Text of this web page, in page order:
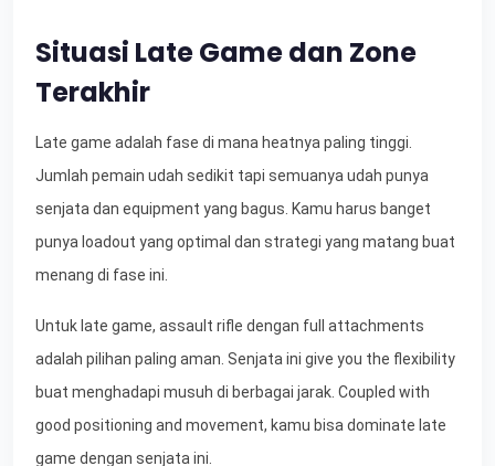
Situasi Late Game dan Zone
Terakhir
Late game adalah fase di mana heatnya paling tinggi.
Jumlah pemain udah sedikit tapi semuanya udah punya
senjata dan equipment yang bagus. Kamu harus banget
punya loadout yang optimal dan strategi yang matang buat
menang di fase ini.
Untuk late game, assault rifle dengan full attachments
adalah pilihan paling aman. Senjata ini give you the flexibility
buat menghadapi musuh di berbagai jarak. Coupled with
good positioning and movement, kamu bisa dominate late
game dengan senjata ini.